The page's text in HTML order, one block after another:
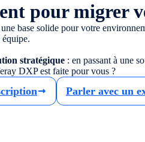
pour migrer
base solide pour votre
équipe.
stratégique : en passant à une
DXP est faite pour vous ?
Parler avec un